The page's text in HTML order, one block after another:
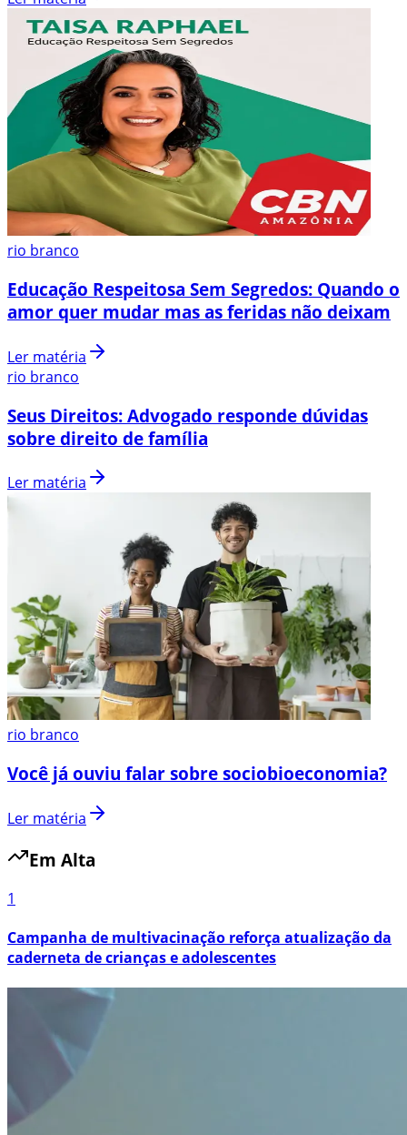
rio branco
Educação Respeitosa Sem Segredos: Quando o
amor quer mudar mas as feridas não deixam
Ler matéria
rio branco
Seus Direitos: Advogado responde dúvidas
sobre direito de família
Ler matéria
rio branco
Você já ouviu falar sobre sociobioeconomia?
Ler matéria
Em Alta
1
Campanha de multivacinação reforça atualização da
caderneta de crianças e adolescentes